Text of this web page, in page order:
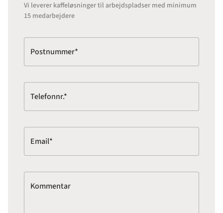
Vi leverer kaffeløsninger til arbejdspladser med minimum
15 medarbejdere
Postnummer*
Telefonnr.*
Email*
Kommentar